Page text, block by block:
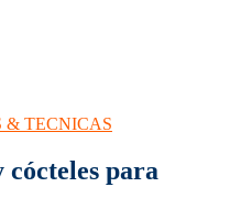
& TECNICAS
cócteles para